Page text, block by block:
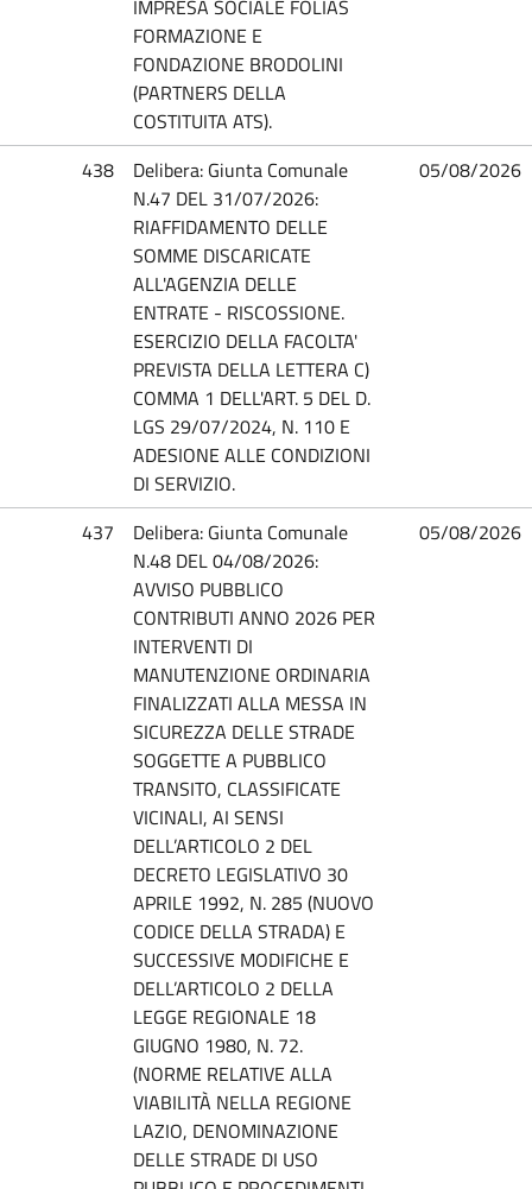
IMPRESA SOCIALE FOLIAS
FORMAZIONE E
FONDAZIONE BRODOLINI
(PARTNERS DELLA
COSTITUITA ATS).
438
Delibera: Giunta Comunale
N.47 DEL 31/07/2026:
RIAFFIDAMENTO DELLE
SOMME DISCARICATE
ALL'AGENZIA DELLE
ENTRATE - RISCOSSIONE.
ESERCIZIO DELLA FACOLTA'
PREVISTA DELLA LETTERA C)
COMMA 1 DELL'ART. 5 DEL D.
LGS 29/07/2024, N. 110 E
ADESIONE ALLE CONDIZIONI
DI SERVIZIO.
05/08/2026
437
Delibera: Giunta Comunale
N.48 DEL 04/08/2026:
AVVISO PUBBLICO
CONTRIBUTI ANNO 2026 PER
INTERVENTI DI
MANUTENZIONE ORDINARIA
FINALIZZATI ALLA MESSA IN
SICUREZZA DELLE STRADE
SOGGETTE A PUBBLICO
TRANSITO, CLASSIFICATE
VICINALI, AI SENSI
DELL’ARTICOLO 2 DEL
DECRETO LEGISLATIVO 30
APRILE 1992, N. 285 (NUOVO
CODICE DELLA STRADA) E
SUCCESSIVE MODIFICHE E
DELL’ARTICOLO 2 DELLA
LEGGE REGIONALE 18
GIUGNO 1980, N. 72.
(NORME RELATIVE ALLA
VIABILITÀ NELLA REGIONE
LAZIO, DENOMINAZIONE
DELLE STRADE DI USO
05/08/2026